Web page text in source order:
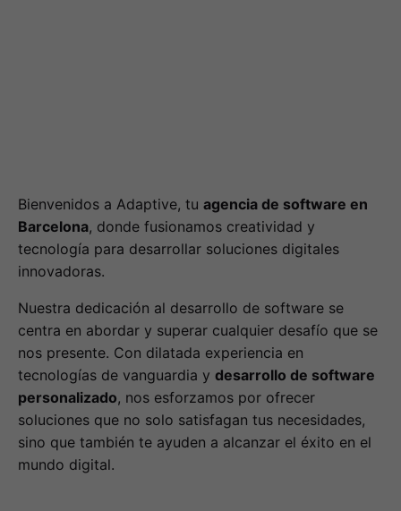
Bienvenidos a Adaptive, tu agencia de software en
Barcelona, donde fusionamos creatividad y
tecnología para desarrollar soluciones digitales
innovadoras.
Nuestra dedicación al desarrollo de software se
centra en abordar y superar cualquier desafío que se
nos presente. Con dilatada experiencia en
tecnologías de vanguardia y desarrollo de software
personalizado, nos esforzamos por ofrecer
soluciones que no solo satisfagan tus necesidades,
sino que también te ayuden a alcanzar el éxito en el
mundo digital.